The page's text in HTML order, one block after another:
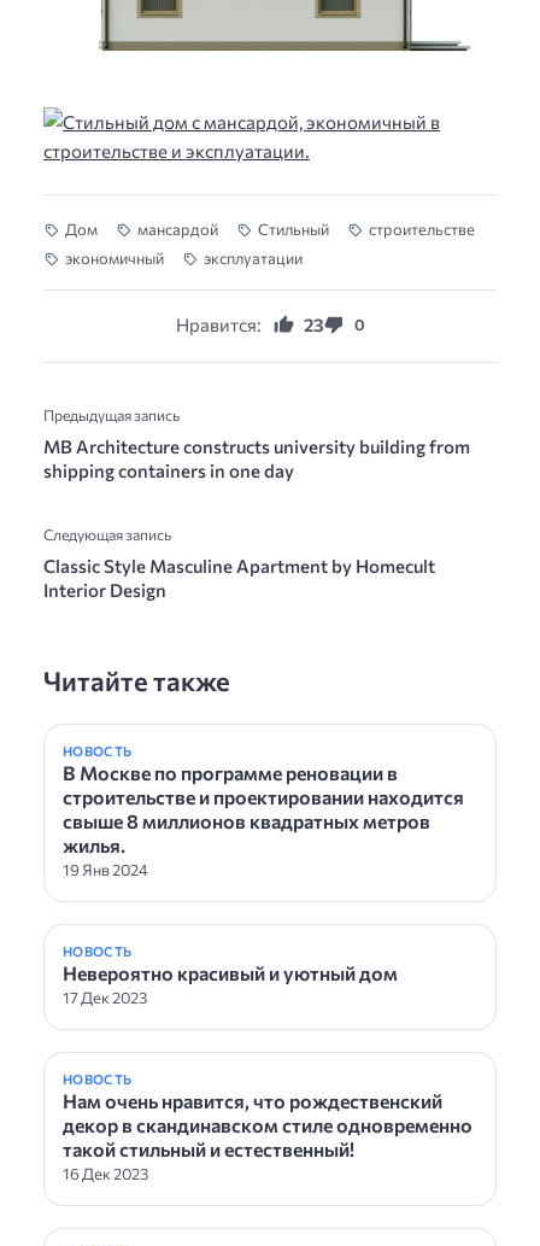
Дом мансардой Стильный
строительстве
экономичный
эксплуатации
Нравится: 23 0
Предыдущая запись
MB Architecture constructs university building from
shipping containers in one day
Следующая запись
Classic Style Masculine Apartment by Homecult
Interior Design
Читайте также
НОВОСТЬ
В Москве по программе реновации в
строительстве и проектировании находится
свыше 8 миллионов квадратных метров
жилья.
19 Янв 2024
НОВОСТЬ
Невероятно красивый и уютный дом
17 Дек 2023
НОВОСТЬ
Нам очень нравится, что рождественский
декор в скандинавском стиле одновременно
такой стильный и естественный!
16 Дек 2023